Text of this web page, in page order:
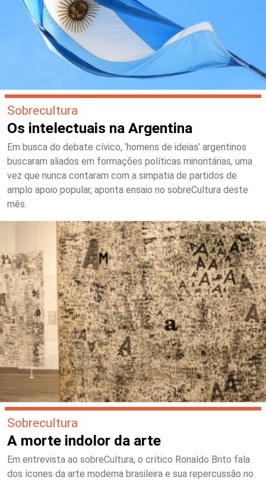
Sobrecultura
Os intelectuais na Argentina
Em busca do debate cívico, ‘homens de ideias’ argentinos
buscaram aliados em formações políticas minoritárias, uma
vez que nunca contaram com a simpatia de partidos de
amplo apoio popular, aponta ensaio no sobreCultura deste
mês.
Sobrecultura
A morte indolor da arte
Em entrevista ao sobreCultura, o crítico Ronaldo Brito fala
dos ícones da arte moderna brasileira e sua repercussão no